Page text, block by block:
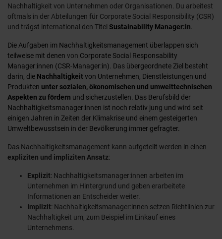
Nachhaltigkeit von Unternehmen oder Organisationen. Du arbeitest
oftmals in der Abteilungen für Corporate Social Responsibility (CSR)
und trägst international den Titel Sustainability Manager:in
Die Aufgaben im Nachhaltigkeitsmanagement überlappen sich
teilweise mit denen von Corporate Social Responsability
Manager:innen (CSR-Manager:in). Das übergeordnete Ziel besteht
darin, die Nachhaltigkeitvon Unternehmen, Dienstleistungen und
Produkten unter sozialen, ökonomischen und umwelttechnischen
Aspekten zu fördern und sicherzustellen. Das Berufsbild der
Nachhaltigkeitsmanager:innen ist noch relativ jung und wird seit
einigen Jahren in Zeiten der Klimakrise und einem gesteigerten
Umweltbewusstsein in der Bevölkerung immer gefragter.
Das Nachhaltigkeitsmanagement kann aufgeteilt werden in einen
expliziten und impliziten Ansatz:
Explizit: Nachhaltigkeitsmanager:innen arbeiten im
Unternehmen im Hintergrund und geben erarbeitete
Informationen an Entscheider weiter.
Implizit: Nachhaltigkeitsmanager:innen setzen Richtlinien zur
Nachhaltigkeit um, zum Beispiel im Einkauf eines
Unternehmens.